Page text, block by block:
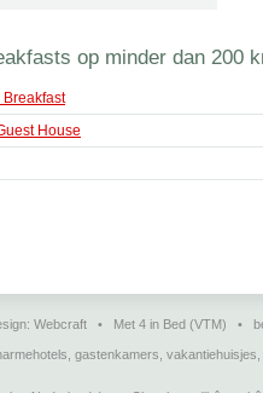
op minder dan 200
Breakfast
House
Webcraft • Met 4 in Bed (VTM) •
gastenkamers,